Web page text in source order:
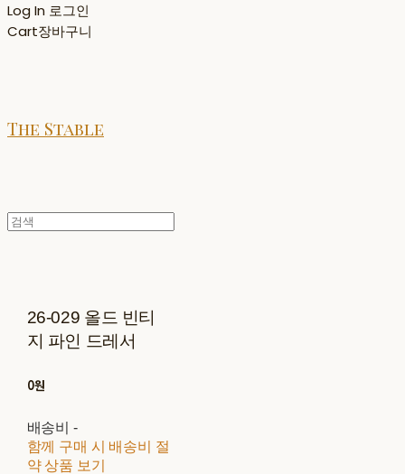
Log In 로그인
Cart장바구니
The Stable
26-029 올드 빈티
지 파인 드레서
0원
배송비 -
함께 구매 시 배송비 절
약 상품 보기